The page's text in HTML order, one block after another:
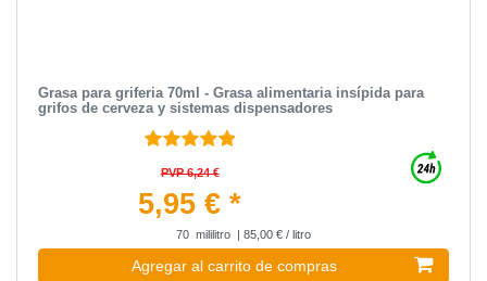
Grasa para griferia 70ml - Grasa alimentaria insípida para
grifos de cerveza y sistemas dispensadores
PVP 6,24 €
5,95 € *
70 mililitro | 85,00 € / litro
Agregar al carrito de compras